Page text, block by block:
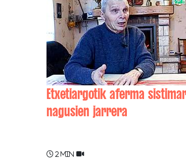
Etxetiargotik aferma
nagusien jarrera
2 min